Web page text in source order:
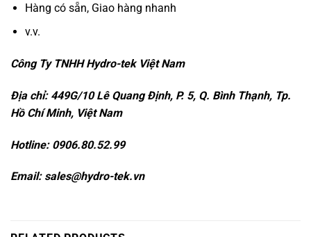
Hàng có sẵn, Giao hàng nhanh
v.v.
Công Ty TNHH Hydro-tek Việt Nam
Địa chỉ: 449G/10 Lê Quang Định, P. 5, Q. Bình Thạnh, Tp.
Hồ Chí Minh, Việt Nam
Hotline: 0906.80.52.99
Email: sales@hydro-tek.vn